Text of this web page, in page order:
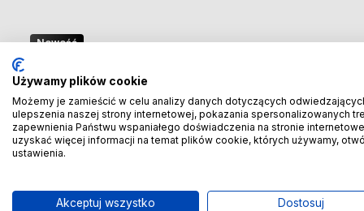
Nowość
🚢 Bezpośredni import z Chin
– oszczędzaj więcej! 🚢
🚆 Importuj taniej! Pierwszych 100 klientów
otrzyma rabat
Używamy plików cookie
Możemy je zamieścić w celu analizy danych dotyczących
ulepszenia naszej strony internetowej, pokazania spersonalizowanych
zapewnienia Państwu wspaniałego doświadczenia na stronie
uzyskać więcej informacji na temat plików cookie, których używamy,
ustawienia.
Akceptuj wszystko Dostosuj